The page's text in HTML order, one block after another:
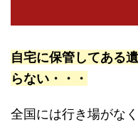
自宅に保管してある
らない・・・
全国には行き場がな